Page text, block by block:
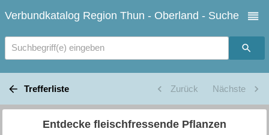
Verbundkatalog Region Thun - Oberland - Suche
Suchbegriff(e) eingeben
Trefferliste Zurück Nächste
Entdecke fleischfressende Pflanzen